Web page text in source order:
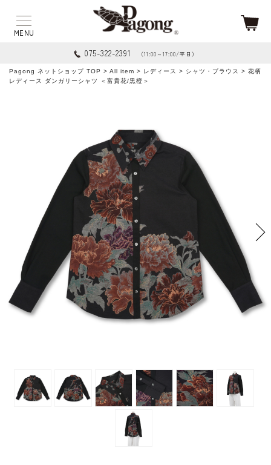
075-322-2391 （11:00～17:00/平日）
Pagong ネットショップ TOP > All item > レディース > シャツ・ブラウス
> 花柄
レディース ダンガリーシャツ ＜富貴花/黒橙＞